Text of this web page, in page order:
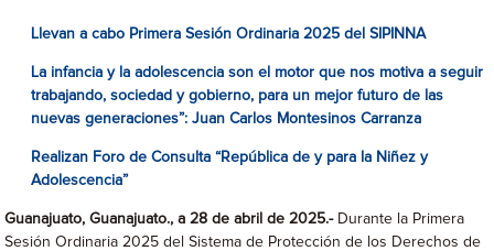
Llevan a cabo Primera Sesión Ordinaria 2025 del SIPINNA
La infancia y la adolescencia son el motor que nos motiva a seguir
trabajando, sociedad y gobierno, para un mejor futuro de las
nuevas generaciones”: Juan Carlos Montesinos Carranza
Realizan Foro de Consulta “República de y para la Niñez y
Adolescencia”
Guanajuato, Guanajuato., a 28 de abril de 2025.-Durante la Primera
Sesión Ordinaria 2025 del Sistema de Protección de los Derechos de